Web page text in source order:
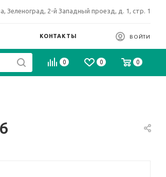
Зеленоград, 2-й Западный проезд, д. 1, стр. 1
КОНТАКТЫ ВОЙТИ
0 0 0